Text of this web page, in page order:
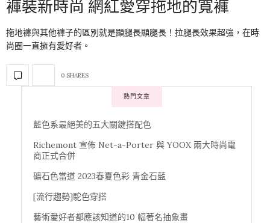
褲裝新時尚 網紅愛穿拖地的寬褲
拖地褲與其他褲子的區別就是顯腿長顯腿長！拉腿長效果超強，在時
尚圈一直擁有愛好者。
0 SHARES
熱門文章
藍色系最絕美的五大關鍵搭配色
Richemont 宣佈 Net-a-Porter 與 YOOX 兩大時尚電
商正式合併
礦石色當道 2023春夏色彩 青金石藍
[流行趨勢]駝色穿搭
藝術愛好者都應該知道的10 幅著名抽象畫